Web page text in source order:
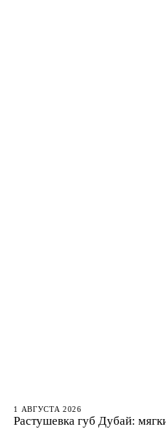
ГУБЫ
1 АВГУСТА 2026
Растушевка губ Дубай: